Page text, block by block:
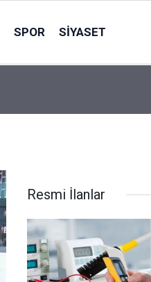
SPOR SIYASET
Resmi İlanlar